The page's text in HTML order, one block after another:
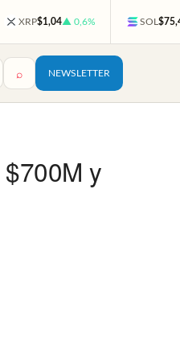
XRP$1,04▲ 0,6% SOL
⌕ NEWSLETTER
y